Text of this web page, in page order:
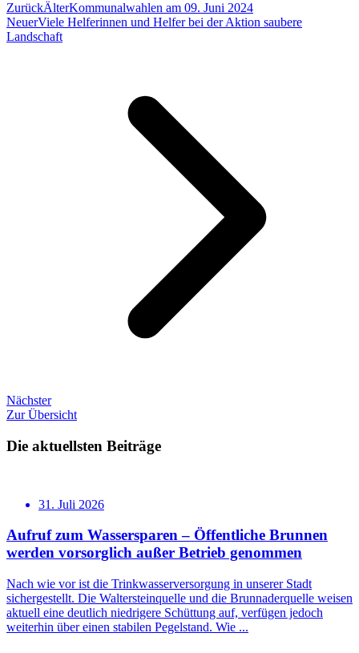
ZurückÄlterKommunalwahlen am 09. Juni 2024
NeuerViele Helferinnen und Helfer bei der Aktion saubere
Landschaft
Nächster
Zur Übersicht
Die aktuellsten Beiträge
31. Juli 2026
Aufruf zum Wassersparen – Öffentliche Brunnen
werden vorsorglich außer Betrieb genommen
Nach wie vor ist die Trinkwasserversorgung in unserer Stadt
sichergestellt. Die Waltersteinquelle und die Brunnaderquelle weisen
aktuell eine deutlich niedrigere Schüttung auf, verfügen jedoch
weiterhin über einen stabilen Pegelstand. Wie ...